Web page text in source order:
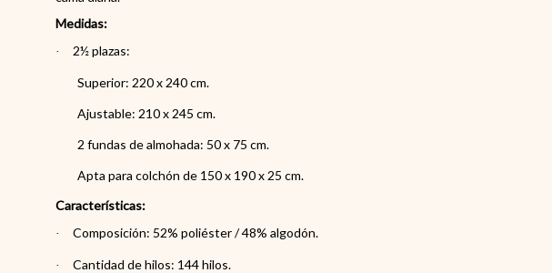
Medidas:
· 2½ plazas:
Superior: 220 x 240 cm.
Ajustable: 210 x 245 cm.
2 fundas de almohada: 50 x 75 cm.
Apta para colchón de 150 x 190 x 25 cm.
Características:
· Composición: 52% poliéster / 48% algodón.
· Cantidad de hilos: 144 hilos.